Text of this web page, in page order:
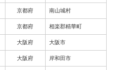
京都府 南山城村
京都府 相楽郡精華町
大阪府 大阪市
大阪府 岸和田市